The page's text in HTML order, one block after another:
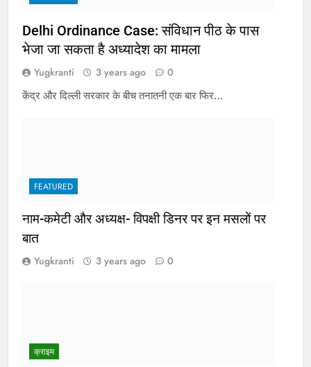
Delhi Ordinance Case: संविधान पीठ के पास
भेजा जा सकता है अध्यादेश का मामला
Yugkranti 3 years ago 0
केंद्र और दिल्ली सरकार के बीच तनातनी एक बार फिर…
FEATURED
नाम-कमेटी और अध्यक्ष- विपक्षी डिनर पर इन मसलों पर
बात
Yugkranti 3 years ago 0
क्राइम